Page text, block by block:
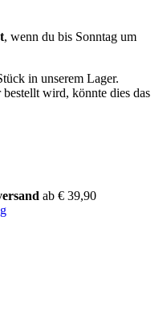
, wenn du bis Sonntag um
in unserem Lager.
wird, könnte dies das
ab € 39,90